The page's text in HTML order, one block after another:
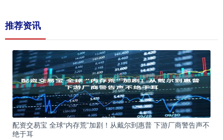
推荐资讯
配资交易宝 全球“内存荒”加剧！从戴尔到惠普 下游厂商警告声不
绝于耳